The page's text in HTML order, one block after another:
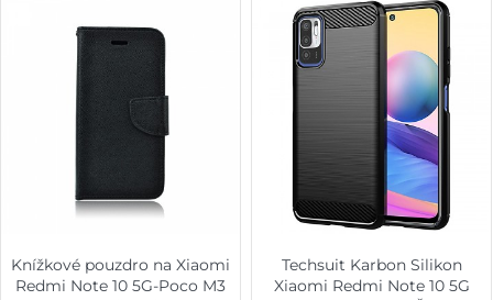
Knížkové pouzdro na Xiaomi
Redmi Note 10 5G-Poco M3
Techsuit Karbon Silikon
Xiaomi Redmi Note 10 5G